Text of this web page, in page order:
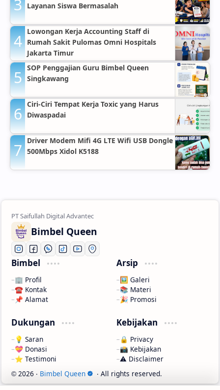
Layanan Siswa Bermasalah
Lowongan Kerja Accounting Staff di
Rumah Sakit Pulomas Omni Hospitals
Jakarta Timur
SOP Penggajian Guru Bimbel Queen
Singkawang
Ciri-Ciri Tempat Kerja Toxic yang Harus
Diwaspadai
Driver Modem Mifi 4G LTE Wifi USB Dongle
500Mbps Xidol K5188
Bimbel Queen
Bimbel
🏢 Profil
☎️ Kontak
📌 Alamat
Arsip
🖼️ Galeri
📚 Materi
🎉 Promosi
Dukungan
💡 Saran
💝 Donasi
⭐ Testimoni
Kebijakan
🔒 Privacy
📸 Kebijakan
⚠️ Disclaimer
© 2026 ‧ Bimbel Queen ‧ All rights reserved.